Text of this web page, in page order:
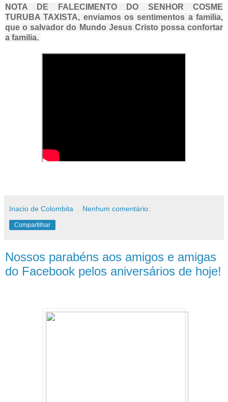
NOTA DE FALECIMENTO DO SENHOR COSME
TURUBA TAXISTA, enviamos os sentimentos a familia,
que o salvador do Mundo Jesus Cristo possa confortar
a familia.
Inacio de Colombita Nenhum comentário:
Compartilhar
Nossos parabéns aos amigos e amigas
do Facebook pelos aniversários de hoje!